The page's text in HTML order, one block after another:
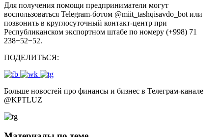
Для получения помощи предприниматели могут
воспользоваться Telegram-ботом @miit_tashqisavdo_bot или
позвонить в круглосуточный контакт-центр при
Республиканском экспортном штабе по номеру (+998) 71
238−52−52.
ПОДЕЛИТЬСЯ:
Больше новостей про финансы и бизнес в Телеграм-канале
@KPTLUZ